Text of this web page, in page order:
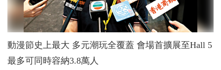
動漫節史上最大 多元潮玩全覆蓋 會場首擴展至Hall 5
最多可同時容納3.8萬人